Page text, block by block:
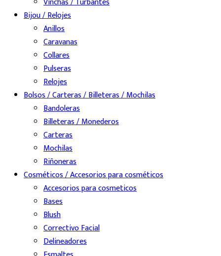
Bijou / Relojes
Anillos
Caravanas
Collares
Pulseras
Relojes
Bolsos / Carteras / Billeteras / Mochilas
Bandoleras
Billeteras / Monederos
Carteras
Mochilas
Riñoneras
Cosméticos / Accesorios para cosméticos
Accesorios para cosmeticos
Bases
Blush
Correctivo Facial
Delineadores